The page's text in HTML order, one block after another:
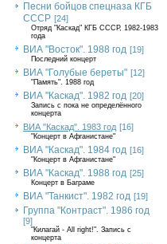
Песни бойцов спецназа КГБ
СССР [24]
Отряд "Каскад" КГБ СССР, 1982-1983
года
ВИА "Восток". 1988 год [19]
Последний концерт
ВИА "Голубые береты" [12]
"Память". 1988 год
ВИА "Каскад". 1982 год [20]
Запись с пока не определённого
концерта
ВИА "Каскад". 1983 год [16]
"Концерт в Афганистане"
ВИА "Каскад". 1984 год [16]
"Концерт в Афганистане"
ВИА "Каскад". 1988 год [25]
Концерт в Баграме
ВИА "Танкист". 1982 год [19]
Группа "Контраст". 1986 год
[9]
"Килагай - All right!". Запись с
концерта